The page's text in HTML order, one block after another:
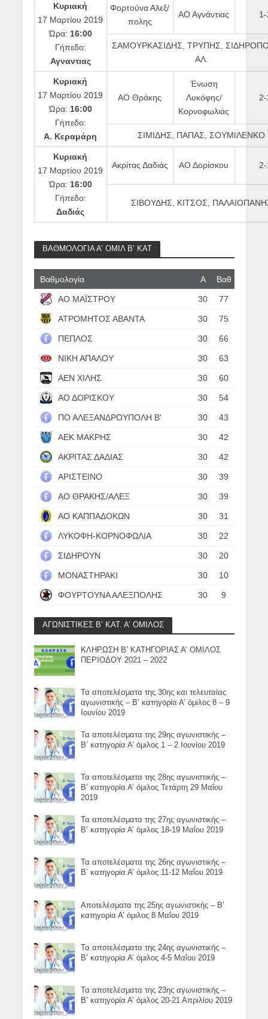
Κυριακή
17 Μαρτίου 2019
Ώρα: 16:00
Γήπεδο:
Αγναντιας
Φορτούνα Αλεξ/
πολης
ΑΟ Αγνάντιας
ΣΑΜΟΥΡΚΑΣΙΔΗΣ, ΤΡΥΠΗΣ,
ΑΛ.
Κυριακή
17 Μαρτίου 2019
Ώρα: 16:00
Γήπεδο:
Α. Κεραμάρη
ΑΟ Θράκης
Ένωση
Λυκόφης/
Κορνοφωλιάς
ΣΙΜΙΔΗΣ, ΠΑΠΑΣ, ΣΟΥΜΙΛΕΝΚΟ
Κυριακή
17 Μαρτίου 2019
Ώρα: 16:00
Γήπεδο:
Δαδιάς
Ακρίτας Δαδιάς ΑΟ Δορίσκου
ΣΙΒΟΥΔΗΣ, ΚΙΤΣΟΣ,
ΒΑΘΜΟΛΟΓΙΑ Α’ ΟΜΙΛ Β’ ΚΑΤ
Βαθμολογία Α Βαθ
ΑΟ ΜΑΪΣΤΡΟΥ 30 77
ΑΤΡΟΜΗΤΟΣ ΑΒΑΝΤΑ 30 75
ΠΕΠΛΟΣ 30 66
ΝΙΚΗ ΑΠΑΛΟΥ 30 63
ΑΕΝ ΧΙΛΗΣ 30 60
ΑΟ ΔΟΡΙΣΚΟΥ 30 54
ΠΟ ΑΛΕΞΑΝΔΡΟΥΠΟΛΗ Β' 30 43
ΑΕΚ ΜΑΚΡΗΣ 30 42
ΑΚΡΙΤΑΣ ΔΑΔΙΑΣ 30 42
ΑΡΙΣΤΕΙΝΟ 30 39
ΑΟ ΘΡΑΚΗΣ/ΑΛΕΞ 30 39
ΑΟ ΚΑΠΠΑΔΟΚΩΝ 30 31
ΛΥΚΟΦΗ-ΚΟΡΝΟΦΩΛΙΑ 30 22
ΣΙΔΗΡΟΥΝ 30 20
ΜΟΝΑΣΤΗΡΑΚΙ 30 10
ΦΟΥΡΤΟΥΝΑ ΑΛΕΞΠΟΛΗΣ 30 9
ΑΓΩΝΙΣΤΙΚΕΣ Β’ ΚΑΤ. Α’ ΟΜΙΛΟΣ
ΚΛΗΡΩΣΗ Β’ ΚΑΤΗΓΟΡΙΑΣ Α’ ΟΜΙΛΟΣ
ΠΕΡΙΟΔΟΥ 2021 – 2022
Τα αποτελέσματα της 30ης και τελευταίας
αγωνιστικής – Β’ κατηγορία Α’ όμιλος 8 – 9
Ιουνίου 2019
Τα αποτελέσματα της 29ης αγωνιστικής –
Β’ κατηγορία Α’ όμιλος 1 – 2 Ιουνίου 2019
Τα αποτελέσματα της 28ης αγωνιστικής –
Β’ κατηγορία Α’ όμιλος Τετάρτη 29 Μαΐου
2019
Τα αποτελέσματα της 27ης αγωνιστικής –
Β’ κατηγορία Α’ όμιλος 18-19 Μαΐου 2019
Τα αποτελέσματα της 26ης αγωνιστικής –
Β’ κατηγορία Α’ όμιλος 11-12 Μαΐου 2019
Αποτελέσματα της 25ης αγωνιστικής – Β’
κατηγορία Α’ όμιλος 8 Μαΐου 2019
Τα αποτελέσματα της 24ης αγωνιστικής –
Β’ κατηγορία Α’ όμιλος 4-5 Μαΐου 2019
Τα αποτελέσματα της 23ης αγωνιστικής –
Β’ κατηγορία Α’ όμιλος 20-21 Απριλίου 2019